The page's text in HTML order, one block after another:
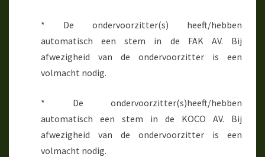
* De ondervoorzitter(s) heeft/hebben
automatisch een stem in de FAK AV. Bij
afwezigheid van de ondervoorzitter is een
volmacht nodig.
* De ondervoorzitter(s)heeft/hebben
automatisch een stem in de KOCO AV. Bij
afwezigheid van de ondervoorzitter is een
volmacht nodig.